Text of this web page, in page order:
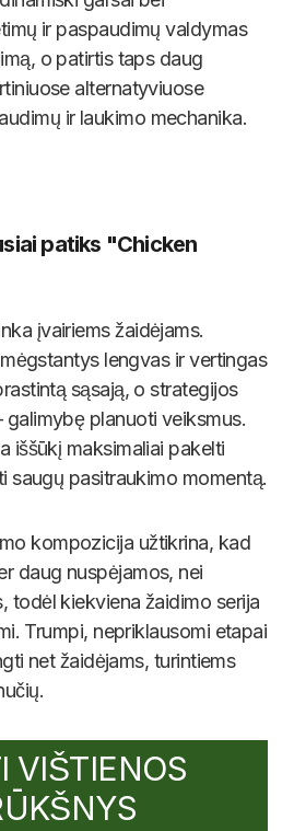
ir paspaudimų valdymas
o patirtis taps daug
alternatyviuose
ir laukimo mechanika.
patiks "Chicken
įvairiems žaidėjams.
lengvas ir vertingas
sąsają, o strategijos
planuoti veiksmus.
iššūkį maksimaliai pakelti
saugų pasitraukimo momentą.
kompozicija užtikrina, kad
daug nuspėjamos, nei
todėl kiekviena žaidimo serija
Trumpi, nepriklausomi etapai
net žaidėjams, turintiems
VIŠTIENOS